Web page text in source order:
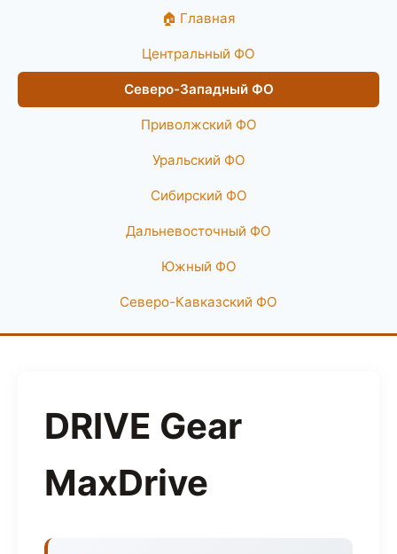
🏠 Главная
Центральный ФО
Северо-Западный ФО
Приволжский ФО
Уральский ФО
Сибирский ФО
Дальневосточный ФО
Южный ФО
Северо-Кавказский ФО
DRIVE Gear
MaxDrive